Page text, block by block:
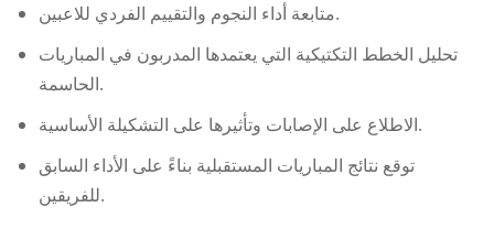
متابعة أداء النجوم والتقييم الفردي للاعبين.
تحليل الخطط التكتيكية التي يعتمدها المدربون في المباريات
الحاسمة.
الاطلاع على الإصابات وتأثيرها على التشكيلة الأساسية.
توقع نتائج المباريات المستقبلية بناءً على الأداء السابق
للفريقين.